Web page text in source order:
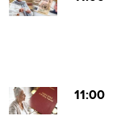
11:00